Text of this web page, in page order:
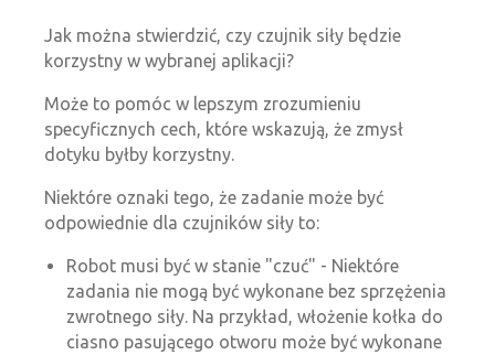
Jak można stwierdzić, czy czujnik siły będzie
korzystny w wybranej aplikacji?
Może to pomóc w lepszym zrozumieniu
specyficznych cech, które wskazują, że zmysł
dotyku byłby korzystny.
Niektóre oznaki tego, że zadanie może być
odpowiednie dla czujników siły to:
Robot musi być w stanie "czuć" - Niektóre
zadania nie mogą być wykonane bez sprzężenia
zwrotnego siły. Na przykład, włożenie kołka do
ciasno pasującego otworu może być wykonane